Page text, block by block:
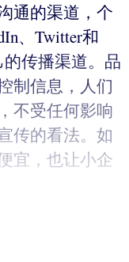
通的渠道，个
、Twitter和
的传播渠道。品
制信息，人们
不受任何影响
传的看法。如
宜，也让小企